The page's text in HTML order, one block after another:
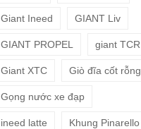
Giant Ineed GIANT Liv
GIANT PROPEL giant TCR
Giant XTC Giò đĩa cốt rỗng
Gọng nước xe đạp
ineed latte Khung Pinarello